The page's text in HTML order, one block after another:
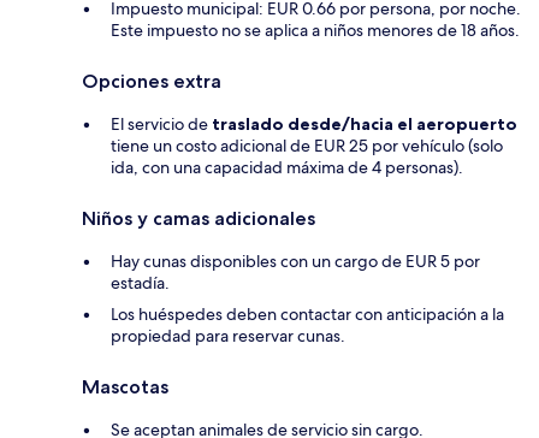
Impuesto municipal: EUR 0.66 por persona, por noche.
Este impuesto no se aplica a niños menores de 18 años.
Opciones extra
El servicio de traslado desde/hacia el aeropuerto
tiene un costo adicional de EUR 25 por vehículo (solo
ida, con una capacidad máxima de 4 personas).
Niños y camas adicionales
Hay cunas disponibles con un cargo de EUR 5 por
estadía.
Los huéspedes deben contactar con anticipación a la
propiedad para reservar cunas.
Mascotas
Se aceptan animales de servicio sin cargo.